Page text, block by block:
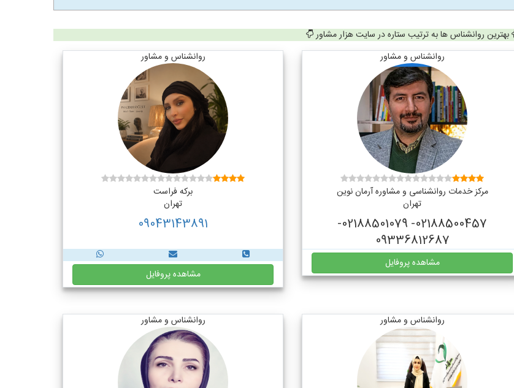
بهترین روانشناس ها به ترتیب ستاره در سایت هزار مشاور
روانشناس و مشاور
مرکز خدمات روانشناسی و مشاوره آرمان نوین
تهران
02188500457- 02188501079-
09336812687
مشاهده پروفایل
روانشناس و مشاور
برکه فراست
تهران
09043143891
مشاهده پروفایل
روانشناس و مشاور روانشناس و مشاور